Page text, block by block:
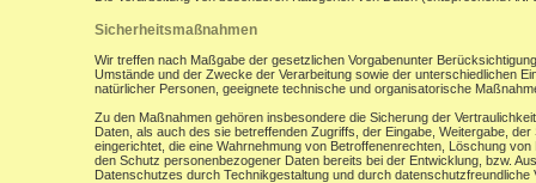
Sicherheitsmaßnahmen
Wir treffen nach Maßgabe der gesetzlichen Vorgabenunter
Umstände und der Zwecke der Verarbeitung sowie der unterschiedlichen
natürlicher Personen, geeignete technische und organisatorische
Zu den Maßnahmen gehören insbesondere die Sicherung der
Daten, als auch des sie betreffenden Zugriffs, der Eingabe, Weitergabe,
eingerichtet, die eine Wahrnehmung von Betroffenenrechten, Löschung
den Schutz personenbezogener Daten bereits bei der Entwicklung, bzw.
Datenschutzes durch Technikgestaltung und durch datenschutzfreundliche